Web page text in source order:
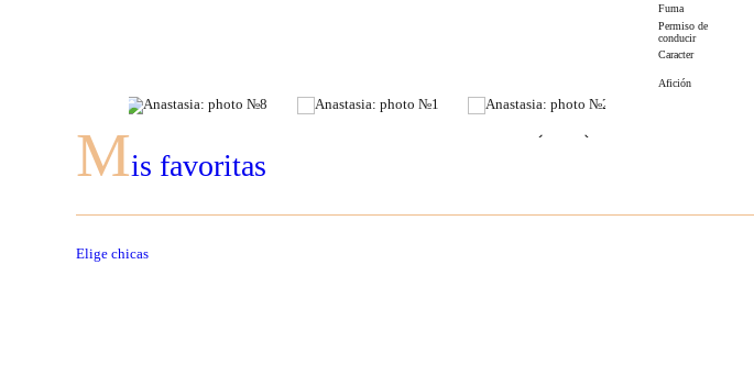
Fuma
Permiso de
conducir
Caracter
Afición
Mis favoritas
Elige chicas